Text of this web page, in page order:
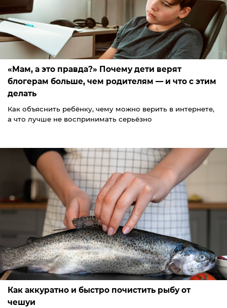
«Мам, а это правда?» Почему дети верят
блогерам больше, чем родителям — и что с этим
делать
Как объяснить ребёнку, чему можно верить в интернете,
а что лучше не воспринимать серьёзно
Как аккуратно и быстро почистить рыбу от
чешуи